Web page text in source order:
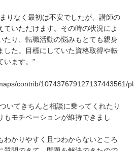
りなく最初は不安でしたが、講師の
ていただけます。その時の状況によ
たり、転職活動の悩みもとても親身
した。目標にしていた資格取得や転
います。”
contrib/
いてきちんと相談に乗ってくれたり
もモチベーションが維持できまし
わかりやすく且つわからないところ